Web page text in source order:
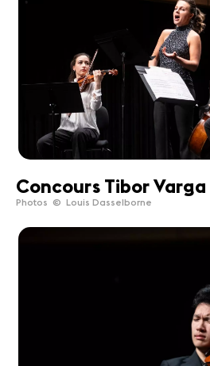
Concours Tibor Varga
Photos © Louis Dasselborne